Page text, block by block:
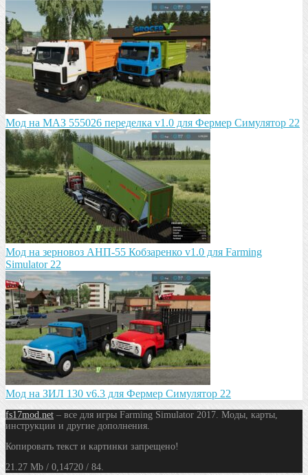
Мод на МАЗ 555026 пeрeдeлка v1.0 для Фермер Симулятор 22
Мод на зeрновоз АНП-55 Кобзарeнко v1.0 для Farming
Simulator 22
Мод на ЗИЛ 130 v6.3 для Фермер Симулятор 22
fs17mod.net – все для игры Farming Simulator 2017. Моды, карты,
инструкции и другие дополнения.
Копировать текст и картинки запрещено!
21.27 Mb / 0,14720 / 84.